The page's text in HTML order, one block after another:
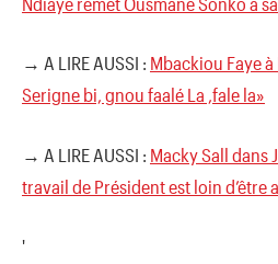
→ A LIRE AUSSI : Mbackiou Faye
Serigne bi, gnou faalé La ,fale la»
→ A LIRE AUSSI : Macky Sall dans
travail de Président est loin d’être
'